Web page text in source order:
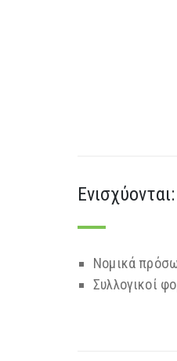
Ενισχύονται:
Νομικά
Συλλογικοί